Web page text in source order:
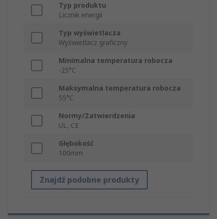
Typ produktu
Licznik energii
Typ wyświetlacza
Wyświetlacz graficzny
Minimalna temperatura robocza
-25°C
Maksymalna temperatura robocza
55°C
Normy/Zatwierdzenia
UL, CE
Głębokość
100mm
Znajdź podobne produkty